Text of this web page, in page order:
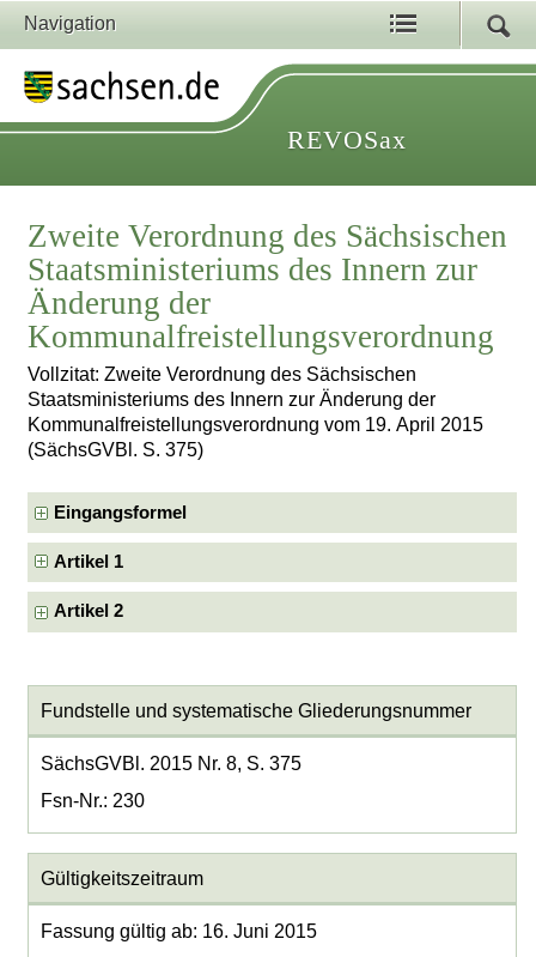
Navigation
REVOSax
Zweite Verordnung des Sächsischen
Staatsministeriums des Innern zur
Änderung der
Kommunalfreistellungsverordnung
Vollzitat: Zweite Verordnung des Sächsischen
Staatsministeriums des Innern zur Änderung der
Kommunalfreistellungsverordnung vom 19. April 2015
(SächsGVBl. S. 375)
Eingangsformel
Artikel 1
Artikel 2
Fundstelle und systematische Gliederungsnummer
SächsGVBl. 2015 Nr. 8, S. 375
Fsn-Nr.: 230
Gültigkeitszeitraum
Fassung gültig ab: 16. Juni 2015